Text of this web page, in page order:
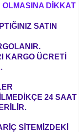
OLMASINA DİKKAT
SATIN
KARGO ÜCRETİ
24 SAAT
SİTEMİZDEKİ